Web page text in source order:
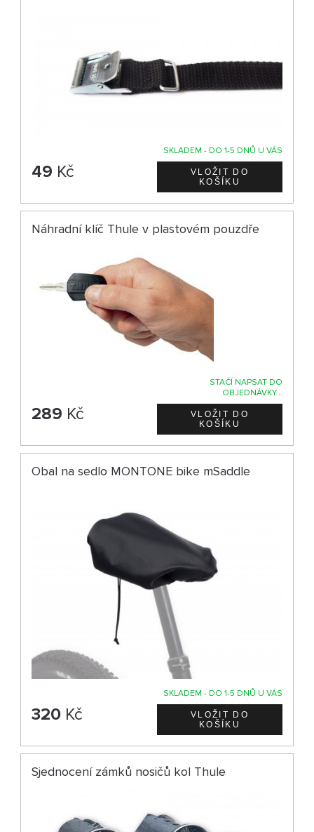
SKLADEM - DO 1-5 DNŮ U VÁS
49 Kč
Náhradní klíč Thule v plastovém pouzdře
STAČÍ NAPSAT DO
OBJEDNÁVKY...
289 Kč
Obal na sedlo MONTONE bike mSaddle
SKLADEM - DO 1-5 DNŮ U VÁS
320 Kč
Sjednocení zámků nosičů kol Thule